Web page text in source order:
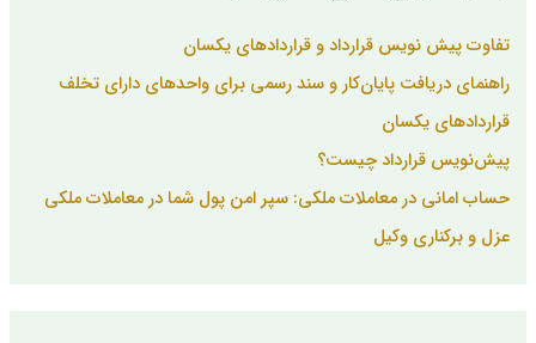
:تفاوت پیش نویس قرارداد و قراردادهای یکسان
راهنمای دریافت پایان‌کار و سند رسمی برای واحدهای دارای تخلف
قراردادهای یکسان
پیش‌نویس قرارداد چیست؟
حساب امانی در معاملات ملکی: سپر امن پول شما در معاملات ملکی
عزل و برکناری وکیل